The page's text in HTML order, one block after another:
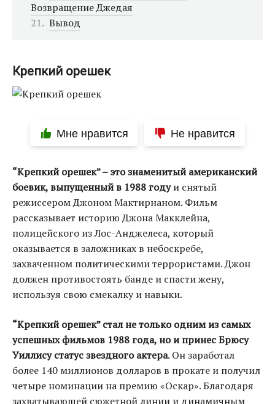
Возвращение Джедая
Вывод
Крепкий орешек
Мне нравится Не нравится
“Крепкий орешек” – это знаменитый американский
боевик, выпущенный в 1988 годуи снятый
режиссером Джоном Мактирнаном. Фильм
рассказывает историю Джона Макклейна,
полицейского из Лос-Анджелеса, который
оказывается в заложниках в небоскребе,
захваченном политическими террористами. Джон
должен противостоять банде и спасти жену,
используя свою смекалку и навыки.
“Крепкий орешек” стал не только одним из самых
успешных фильмов 1988 года, но и принес Брюсу
Уиллису статус звездного актера. Он заработал
более 140 миллионов долларов в прокате и получил
четыре номинации на премию «Оскар». Благодаря
захватывающей сюжетной линии и динамичным